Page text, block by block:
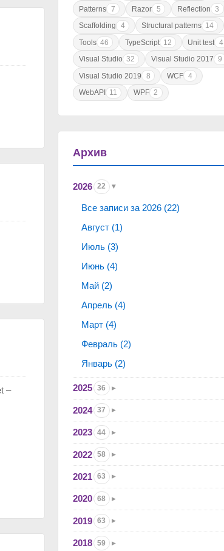
–
Patterns 7 Razor 5 Reflection
3
Scaffolding
4 Structural patterns 14
Tools 46 TypeScript 12 Unit test 4
Visual Studio 32 Visual Studio 2017 9
Visual Studio 2019
8 WCF 4
WebAPI
11 WPF 2
Архив
2026 22
Все записи за 2026 (22)
Август (1)
Июль (3)
Июнь (4)
Май (2)
Апрель (4)
Март (4)
Февраль (2)
Январь (2)
2025 36
2024 37
2023 44
2022 58
2021 63
2020 68
2019 63
2018 59